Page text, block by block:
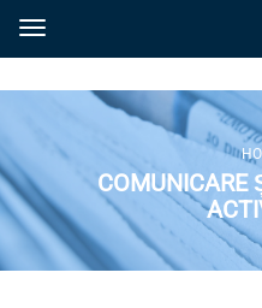
Toggle navigation
COMUNICARE